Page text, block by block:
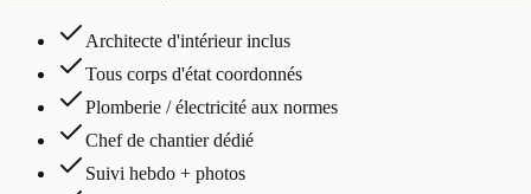
Architecte d'intérieur inclus
Tous corps d'état coordonnés
Plomberie / électricité aux normes
Chef de chantier dédié
Suivi hebdo + photos